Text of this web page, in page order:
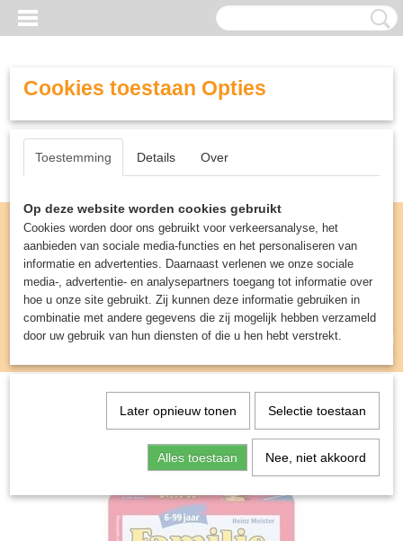
Inloggen Registreren
UW WINKELWAGEN
(0)
Spellen & Puzzels> Familie Poen - Kaartspel
Cookies toestaan Opties
Toestemming Details Over
Op deze website worden cookies gebruikt
Cookies worden door ons gebruikt voor verkeersanalyse, het
aanbieden van sociale media-functies en het personaliseren van
informatie en advertenties. Daarnaast verlenen we onze sociale
media-, advertentie- en analysepartners toegang tot informatie over
hoe u onze site gebruikt. Zij kunnen deze informatie gebruiken in
combinatie met andere gegevens die zij mogelijk hebben verzameld
door uw gebruik van hun diensten of die u hen hebt verstrekt.
Later opnieuw tonen Selectie toestaan
Alles toestaan Nee, niet akkoord